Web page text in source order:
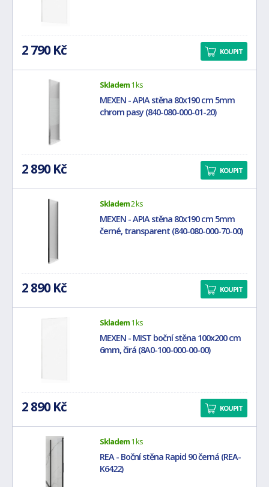
2 790 Kč KOUPIT
Skladem1 ks
MEXEN - APIA stěna 80x190 cm 5mm
chrom pasy (840-080-000-01-20)
2 890 Kč KOUPIT
Skladem2 ks
MEXEN - APIA stěna 80x190 cm 5mm
černé, transparent (840-080-000-70-00)
2 890 Kč KOUPIT
Skladem1 ks
MEXEN - MIST boční stěna 100x200 cm
6mm, čirá (8A0-100-000-00-00)
2 890 Kč KOUPIT
Skladem1 ks
REA - Boční stěna Rapid 90 černá (REA-
K6422)